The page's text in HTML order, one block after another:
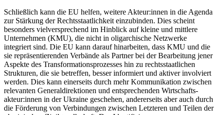
Schließlich kann die EU helfen, weitere Akteur:innen in die Agenda
zur Stärkung der Rechtsstaatlichkeit einzubinden. Dies scheint
besonders vielversprechend im Hin­blick auf klei­ne und mittlere
Unternehmen (KMU), die nicht in oligarchische Netzwerke
integriert sind. Die EU kann darauf hin­arbeiten, dass KMU und die
sie repräsentierenden Verbände als Part­ner bei der Be­arbeitung jener
Aspekte des Transforma­tions­prozesses hin zu rechtsstaatlichen
Struk­turen, die sie betref­fen, besser in­formiert und aktiver involviert
werden. Dies kann einerseits durch mehr Kommunikation zwischen
relevanten Generaldirektionen und entsprechenden Wirtschafts­
akteur:innen in der Ukraine geschehen, andererseits aber auch durch
die Förderung von Verbindungen zwischen Letzteren und Teilen der